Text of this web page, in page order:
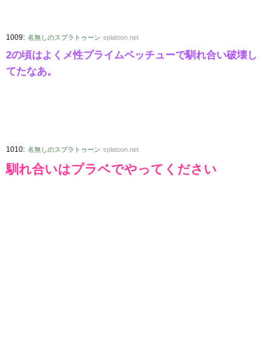
1009: 名無しのスプラトゥーン splatoon.net
2の頃はよくメ性プライムベッチューで馴れ合い破壊し
てたなあ。
1010: 名無しのスプラトゥーン splatoon.net
馴れ合いはプラベでやってください